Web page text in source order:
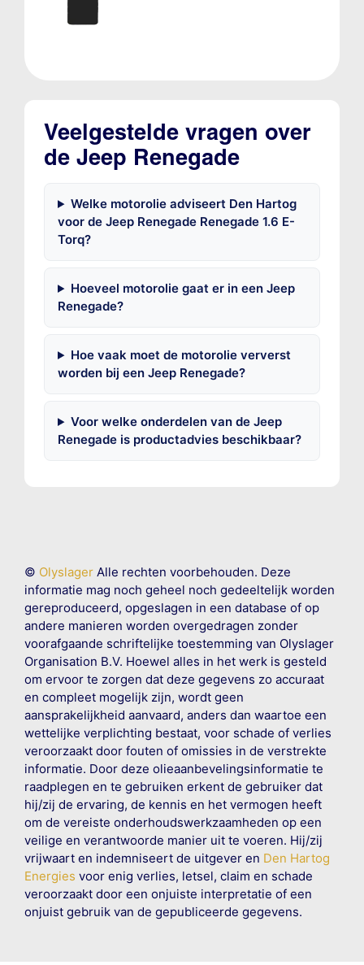
Veelgestelde vragen over
de Jeep Renegade
Welke motorolie adviseert Den Hartog
voor de Jeep Renegade Renegade 1.6 E-
Torq?
Hoeveel motorolie gaat er in een Jeep
Renegade?
Hoe vaak moet de motorolie ververst
worden bij een Jeep Renegade?
Voor welke onderdelen van de Jeep
Renegade is productadvies beschikbaar?
© OlyslagerAlle rechten voorbehouden. Deze
informatie mag noch geheel noch gedeeltelijk worden
gereproduceerd, opgeslagen in een database of op
andere manieren worden overgedragen zonder
voorafgaande schriftelijke toestemming van Olyslager
Organisation B.V. Hoewel alles in het werk is gesteld
om ervoor te zorgen dat deze gegevens zo accuraat
en compleet mogelijk zijn, wordt geen
aansprakelijkheid aanvaard, anders dan waartoe een
wettelijke verplichting bestaat, voor schade of verlies
veroorzaakt door fouten of omissies in de verstrekte
informatie. Door deze olieaanbevelingsinformatie te
raadplegen en te gebruiken erkent de gebruiker dat
hij/zij de ervaring, de kennis en het vermogen heeft
om de vereiste onderhoudswerkzaamheden op een
veilige en verantwoorde manier uit te voeren. Hij/zij
vrijwaart en indemniseert de uitgever en Den Hartog
Energies voor enig verlies, letsel, claim en schade
veroorzaakt door een onjuiste interpretatie of een
onjuist gebruik van de gepubliceerde gegevens.